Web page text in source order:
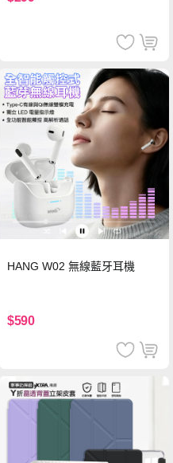
HANG W02 無線藍牙耳機
$590